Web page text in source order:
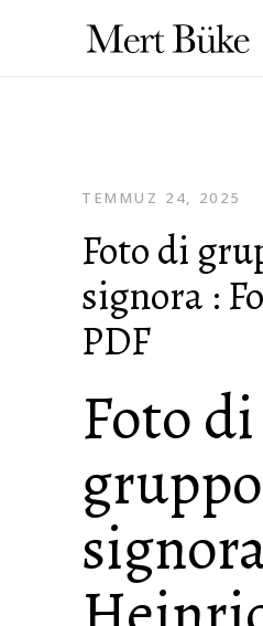
TEMMUZ 24, 2025
Foto di
signora :
PDF
Foto di